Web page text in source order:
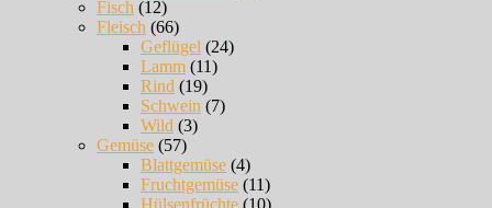
Fisch (12)
Fleisch (66)
Geflügel (24)
Lamm (11)
Rind (19)
Schwein (7)
Wild (3)
Gemüse (57)
Blattgemüse (4)
Fruchtgemüse (11)